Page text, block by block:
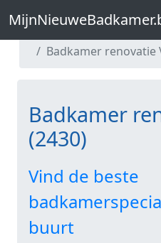
Badkamer renovatie
Badkamer
(2430)
Vind de beste
buurt